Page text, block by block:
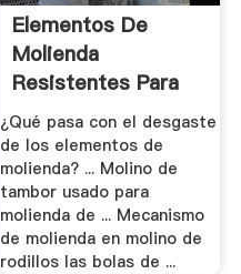
Elementos De
Molienda
Resistentes Para
Los .
¿Qué pasa con el desgaste
de los elementos de
molienda? ... Molino de
tambor usado para
molienda de ... Mecanismo
de molienda en molino de
rodillos las bolas de ...